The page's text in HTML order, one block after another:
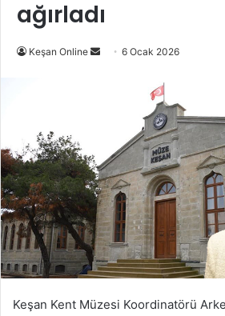
ağırladı
Keşan Online
Bir
6 Ocak 2026
Keşan Kent Müzesi Koordinatörü